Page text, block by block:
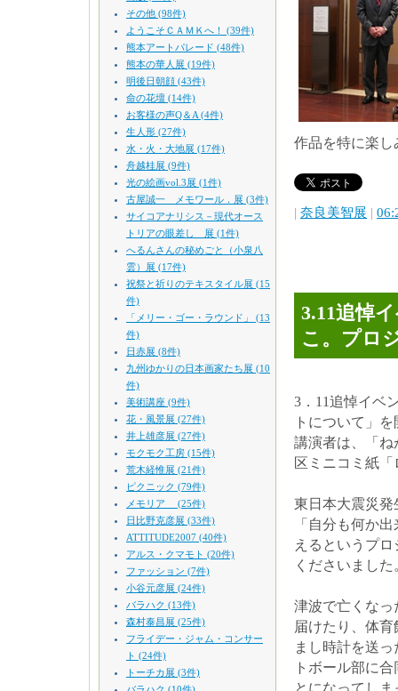
その他 (98件)
ようこそＣＡＭＫへ！ (39件)
熊本アートパレード (48件)
熊本の華人展 (19件)
明後日朝顔 (43件)
命の花壇 (14件)
お客様の声Q＆A (4件)
生人形 (27件)
水・火・大地展 (17件)
舟越桂展 (9件)
光の絵画vol.3展 (1件)
古屋誠一 メモワール．展 (3件)
サイコアナリシス－現代オース
トリアの眼差し 展 (1件)
へるんさんの秘めごと（小泉八
雲）展 (17件)
祝祭と祈りのテキスタイル展 (15
件)
「メリー・ゴー・ラウンド」 (13
件)
日赤展 (8件)
九州ゆかりの日本画家たち展 (10
件)
美術講座 (9件)
花・風景展 (27件)
井上雄彦展 (27件)
モクモク工房 (15件)
荒木経惟展 (21件)
ピクニック (79件)
メモリア (25件)
日比野克彦展 (33件)
ATTITUDE2007 (40件)
アルス・クマモト (20件)
ファッション (7件)
小谷元彦展 (24件)
バラハク (13件)
森村泰昌展 (25件)
フライデー・ジャム・コンサー
ト (24件)
トーチカ展 (3件)
作品を特に楽
| 奈良美智展 |
3.11追悼
こ。プロ
3．11追悼イベ
トについて」
講演者は、「
区ミニコミ紙
東日本大震災
「自分も何か
えるというプ
くださいました
津波で亡くな
届けたり、体
まし時計を送
トボール部に
とになってし